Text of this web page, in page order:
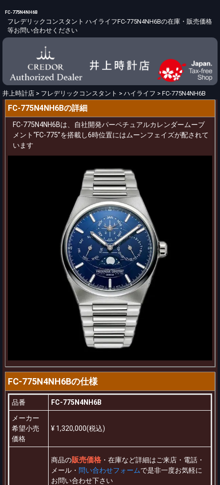
FC-775N4NH6B
フレデリックコンスタント ハイライフFC-775N4NH6Bの在庫・販売価格
等お問い合わせください
井上時計店 > フレデリックコンスタント > ハイライフ > FC-775N4NH6B
FC-775N4NH6Bの詳細
FC-775N4NH6Bは、自社開発パーペチュアルカレンダームーブ
メント“FC-775”を搭載し6時位置にはムーンフェイズが配されて
います
FC-775N4NH6Bの仕様
品番
FC-775N4NH6B
メーカー
希望小売
価格
¥ 1,320,000(税込)
商品の販売価格 ・在庫など詳細はご来店・電話・
メール・ 問い合わせフォームで是非一度お気軽に
お問い合わせ下さい